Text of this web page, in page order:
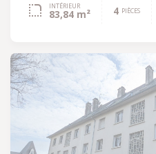
INTÉRIEUR
83,84 m² 4 PIÈCES